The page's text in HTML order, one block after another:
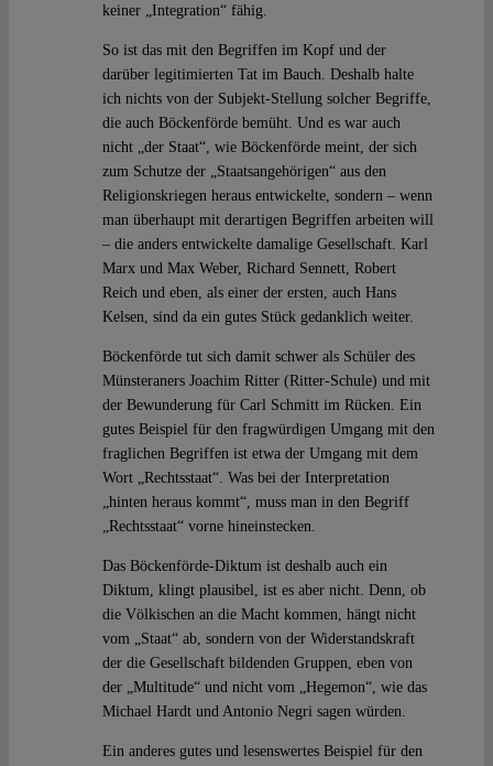
keiner „Integration“ fähig.
So ist das mit den Begriffen im Kopf und der
darüber legitimierten Tat im Bauch. Deshalb halte
ich nichts von der Subjekt-Stellung solcher Begriffe,
die auch Böckenförde bemüht. Und es war auch
nicht „der Staat“, wie Böckenförde meint, der sich
zum Schutze der „Staatsangehörigen“ aus den
Religionskriegen heraus entwickelte, sondern – wenn
man überhaupt mit derartigen Begriffen arbeiten will
– die anders entwickelte damalige Gesellschaft. Karl
Marx und Max Weber, Richard Sennett, Robert
Reich und eben, als einer der ersten, auch Hans
Kelsen, sind da ein gutes Stück gedanklich weiter.
Böckenförde tut sich damit schwer als Schüler des
Münsteraners Joachim Ritter (Ritter-Schule) und mit
der Bewunderung für Carl Schmitt im Rücken. Ein
gutes Beispiel für den fragwürdigen Umgang mit den
fraglichen Begriffen ist etwa der Umgang mit dem
Wort „Rechtsstaat“. Was bei der Interpretation
„hinten heraus kommt“, muss man in den Begriff
„Rechtsstaat“ vorne hineinstecken.
Das Böckenförde-Diktum ist deshalb auch ein
Diktum, klingt plausibel, ist es aber nicht. Denn, ob
die Völkischen an die Macht kommen, hängt nicht
vom „Staat“ ab, sondern von der Widerstandskraft
der die Gesellschaft bildenden Gruppen, eben von
der „Multitude“ und nicht vom „Hegemon“, wie das
Michael Hardt und Antonio Negri sagen würden.
Ein anderes gutes und lesenswertes Beispiel für den